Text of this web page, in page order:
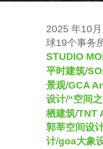
2025 年10
球19个事务
STUDIO
平时建筑/
景观/GCA
设计/“空间
栖建筑/TNT
郭莘空间设
计/goa大象